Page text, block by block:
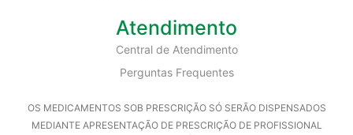
Atendimento
Central de Atendimento
Perguntas Frequentes
OS MEDICAMENTOS SOB PRESCRIÇÃO SÓ SERÃO DISPENSADOS
MEDIANTE APRESENTAÇÃO DE PRESCRIÇÃO DE PROFISSIONAL